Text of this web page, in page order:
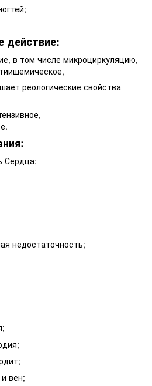
действие:
в том числе микроциркуляцию,
реологические свойства
Сердца;
недостаточность;
вен;